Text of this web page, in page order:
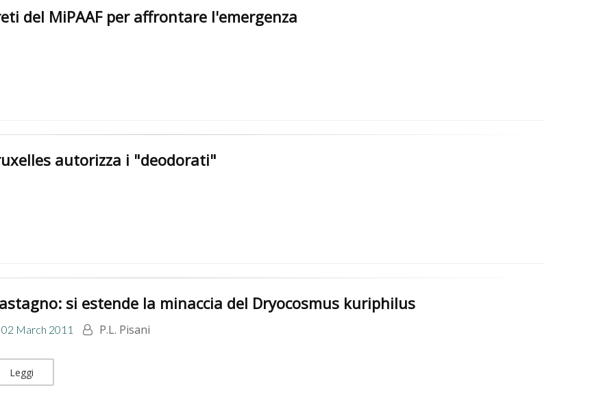
del MiPAAF per affrontare l'emergenza
autorizza i "deodorati"
si estende la minaccia del Dryocosmus kuriphilus
02 March 2011 P.L. Pisani
Leggi